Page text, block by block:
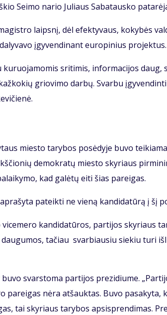
Sei­mo na­rio Ju­liaus Sa­ba­taus­ko
laips­nį, dėl efek­ty­vaus, ko­ky­bės
įgy­ven­di­nant eu­ro­pi­nius pro­jek­tus.
sri­ti­mis, in­for­ma­ci­jos daug,
grio­vi­mo dar­bų. Svar­bu įgy­ven­din­ti
mies­to ta­ry­bos po­sė­dy­je bu­vo
de­mok­ra­tų mies­to sky­riaus
kad ga­lė­tų ei­ti šias pa­rei­gas.
pa­teik­ti ne vie­ną kan­di­da­tū­rą į šį
kan­di­da­tū­ros, par­ti­jos sky­riaus
ta­čiau svar­biau­siu sie­kiu tu­ri
svars­to­ma par­ti­jos pre­zi­diu­me.
pa­rei­gas nė­ra at­šauk­tas. Bu­vo pa­sa­ky­ta,
tai sky­riaus ta­ry­bos ap­si­spren­di­mas.